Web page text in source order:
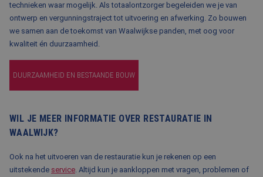
technieken waar mogelijk. Als totaalontzorger begeleiden we je van
ontwerp en vergunningstraject tot uitvoering en afwerking. Zo bouwen
we samen aan de toekomst van Waalwijkse panden, met oog voor
kwaliteit én duurzaamheid.
DUURZAAMHEID EN BESTAANDE BOUW
WIL JE MEER INFORMATIE OVER RESTAURATIE IN
WAALWIJK?
Ook na het uitvoeren van de restauratie kun je rekenen op een
uitstekende service. Altijd kun je aankloppen met vragen, problemen of